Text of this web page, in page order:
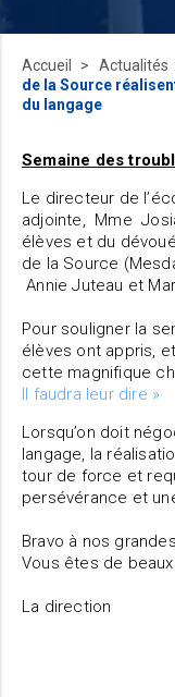
Accueil Actualités
de la Source
du langage
Semaine des
Le directeur de
adjointe, Mme
élèves et du
de la Source
Annie Juteau et
Pour souligner la
élèves ont appris,
cette magnifique
Il faudra leur dire »
Lorsqu’on doit
langage, la
tour de force et
persévérance et
Bravo à nos
Vous êtes de
La direction